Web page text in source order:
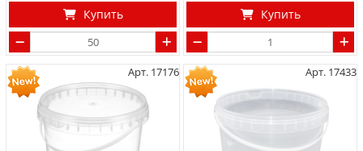
Купить Купить
Арт. 17176 Арт. 17433